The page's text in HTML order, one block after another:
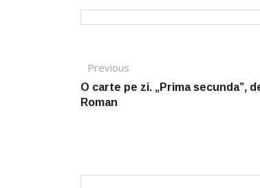
Post navigation
Previous
O carte pe zi. „Prima secunda”,
Roman